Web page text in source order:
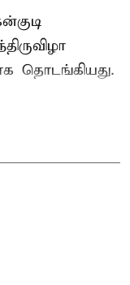
தொடங்கியது.